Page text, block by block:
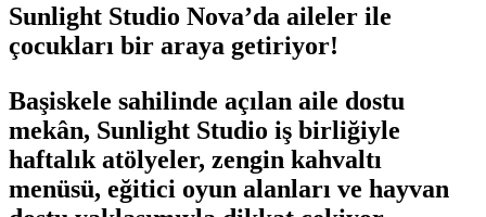
Sunlight Studio Nova’da aileler ile
çocukları bir araya getiriyor!
Başiskele sahilinde açılan aile dostu
mekân, Sunlight Studio iş birliğiyle
haftalık atölyeler, zengin kahvaltı
menüsü, eğitici oyun alanları ve hayvan